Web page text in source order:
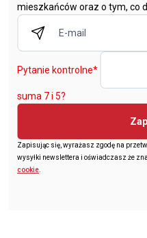
mieszkańców oraz o tym, co
Pytanie kontrolne*
suma 7 i 5?
Zapisując się, wyrażasz zgodę na
wysyłki newslettera i oświadczasz że
cookie